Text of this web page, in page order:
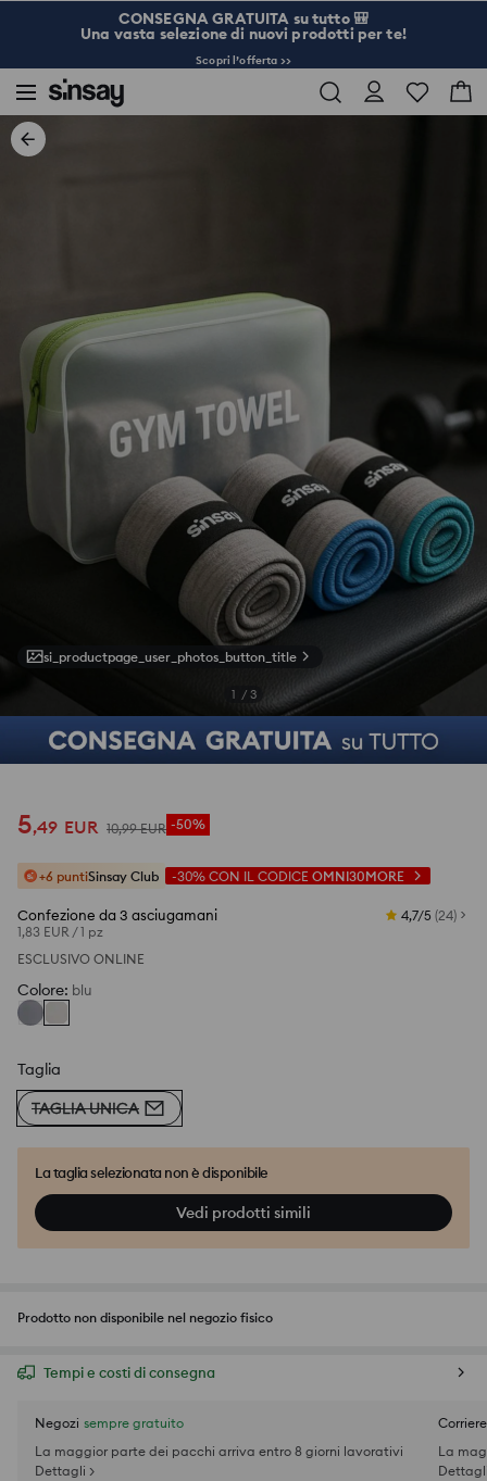
CONSEGNA GRATUITA su tutto 🎒
Una vasta selezione di nuovi prodotti per te!
Scopri l’offerta >>
si_productpage_user_photos_button_title
1 / 3
5,49 EUR 10,99 EUR -50%
+6 puntiSinsay Club -30% CON IL CODICE OMNI30MORE
Confezione da 3 asciugamani
1,83 EUR /1 pz
4,7/5 (24)
ESCLUSIVO ONLINE
Colore: blu
Taglia
TAGLIA UNICA
La taglia selezionata non è disponibile
Vedi prodotti simili
Prodotto non disponibile nel negozio fisico
Tempi e costi di consegna
Negozi sempre gratuito
La maggior parte dei pacchi arriva entro 8 giorni lavorativi
Dettagli >
La